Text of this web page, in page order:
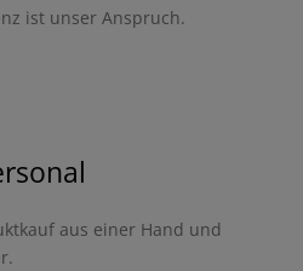
ist unser Anspruch.
aus einer Hand und